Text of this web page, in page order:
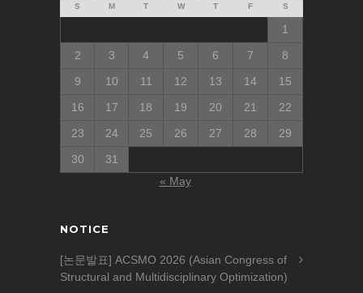
S M T W T F S
1
2
3 4 5 6 7
8
9
10 11 12 13 14
15
16
17 18 19 20 21
22
23
24 25 26 27 28
29
30
31
« May
NOTICE
[논문발표] ACSMO 2026 (Asian Congress of
Structural and Multidisciplinary Optimization)